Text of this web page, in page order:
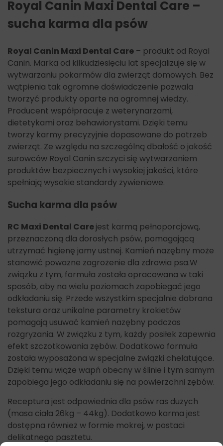
Royal Canin Maxi Dental Care –
sucha karma dla psów
Royal Canin Maxi Dental Care – produkt od Royal
Canin. Marka od kilkudziesięciu lat specjalizuje się w
wytwarzaniu pokarmów dla zwierząt domowych. Bez
wątpienia tak ogromne doświadczenie pozwala
tworzyć produkty oparte na ogromnej wiedzy.
Producent współpracuje z weterynarzami,
dietetykami oraz behawiorystami. Dzięki temu
tworzy karmy precyzyjnie dopasowane do potrzeb
zwierząt. Ze względu na szczególną dbałość o jakość
surowców Royal Canin szczyci się wytwarzaniem
produktów bezpiecznych i wysokiej jakości, które
spełniają wysokie standardy żywieniowe.
Sucha karma dla psów
RC Maxi Dental Carejest karmą pełnoporcjową,
przeznaczoną dla dorosłych psów, pomagającą
utrzymać higienę jamy ustnej. Kamień nazębny może
stanowić poważne zagrożenie dla zdrowia psa.W
związku z tym, formuła została opracowana w taki
sposób, aby na wielu poziomach zapobiegać jego
odkładaniu się. Przede wszystkim specjalnie dobrana
tekstura oraz unikalne parametry krokietów
pomagają usuwać kamień nazębny podczas
rozgryzania. W związku z tym, każdy posiłek zapewnia
efekt szczotkowania zębów. Dodatkowo formuła
została wyposażona w specjalne związki chelatujące.
Dzięki temu wiąże wapń obecny w ślinie i tym samym
zapobiega jego odkładaniu się na powierzchni zębów.
Receptura jest odpowiednia dla psów ras dużych
(masa ciała 26kg – 44kg). Dodatkowo karma jest
dostępna również w formie mokrej, w postaci
delikatnego pasztetu.